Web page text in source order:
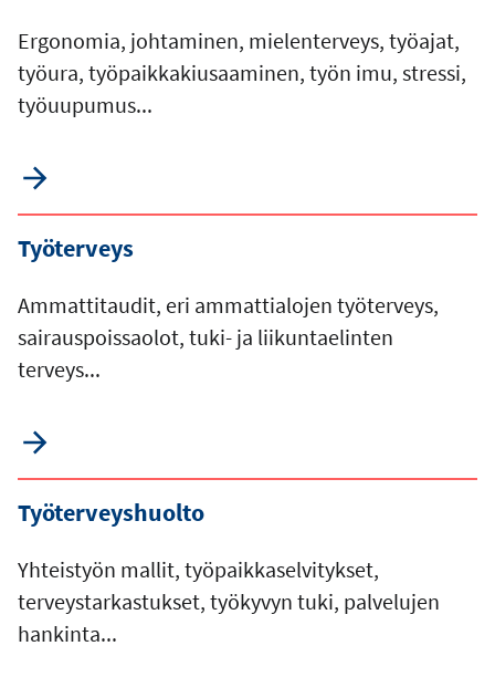
Ergonomia, johtaminen, mielenterveys, työajat,
työura, työpaikkakiusaaminen, työn imu, stressi,
työuupumus...
Työterveys
Ammattitaudit, eri ammattialojen työterveys,
sairauspoissaolot, tuki- ja liikuntaelinten
terveys...
Työterveyshuolto
Yhteistyön mallit, työpaikkaselvitykset,
terveystarkastukset, työkyvyn tuki, palvelujen
hankinta...